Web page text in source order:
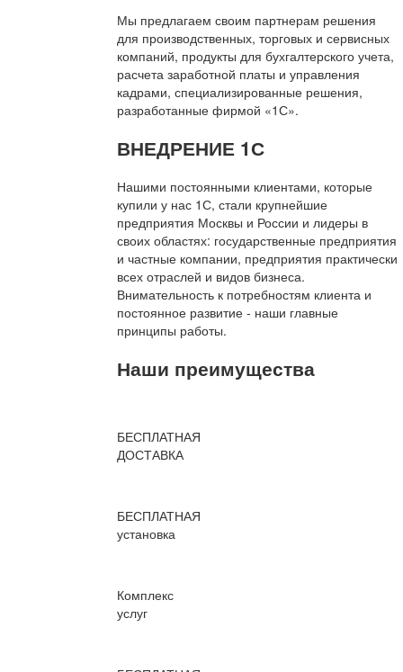
Мы предлагаем своим партнерам решения
для производственных, торговых и сервисных
компаний, продукты для бухгалтерского учета,
расчета заработной платы и управления
кадрами, специализированные решения,
разработанные фирмой «1С».
ВНЕДРЕНИЕ 1С
Нашими постоянными клиентами, которые
купили у нас 1С, стали крупнейшие
предприятия Москвы и России и лидеры в
своих областях: государственные предприятия
и частные компании, предприятия практически
всех отраслей и видов бизнеса.
Внимательность к потребностям клиента и
постоянное развитие - наши главные
принципы работы.
Наши преимущества
БЕСПЛАТНАЯ
ДОСТАВКА
БЕСПЛАТНАЯ
установка
Комплекс
услуг